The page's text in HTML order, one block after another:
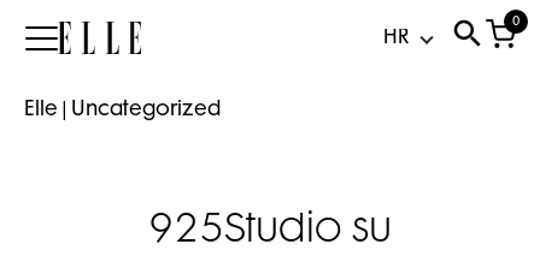
Elle
0
Elle Uncategorized
925Studio su